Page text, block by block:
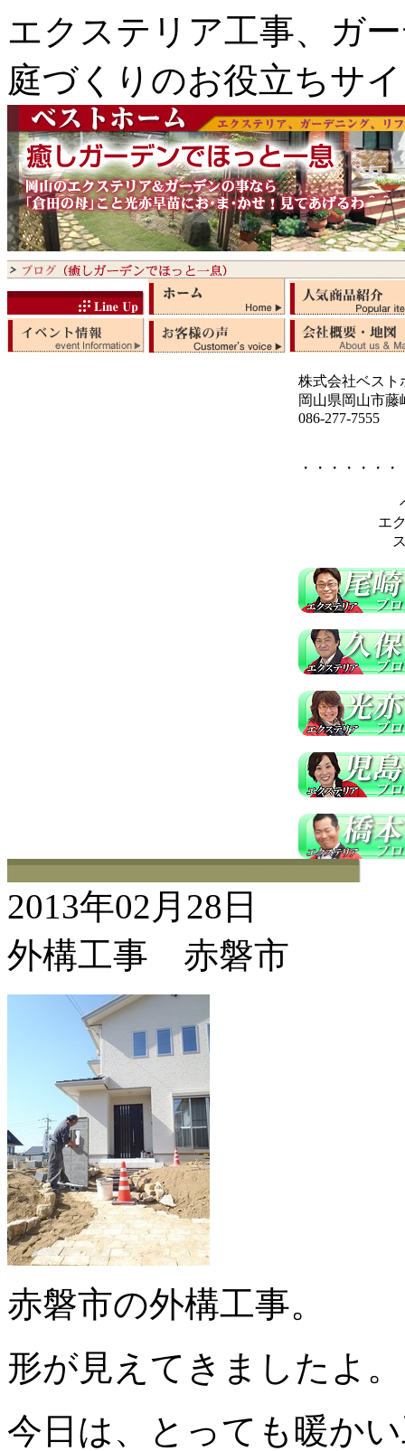
エクステリア工事、ガ
庭づくりのお役立ちサ
株式会社ベスト
岡山県岡山市藤
086-277-7555
・・・・・・
エ
2013年02月28日
外構工事 赤磐市
赤磐市の外構工事。
形が見えてきましたよ。
今日は、とっても暖か